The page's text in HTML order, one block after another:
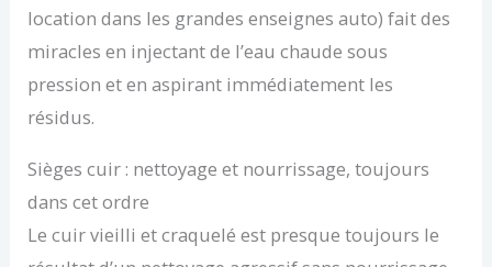
location dans les grandes enseignes auto) fait des
miracles en injectant de l’eau chaude sous
pression et en aspirant immédiatement les
résidus.
Sièges cuir : nettoyage et nourrissage, toujours
dans cet ordre
Le cuir vieilli et craquelé est presque toujours le